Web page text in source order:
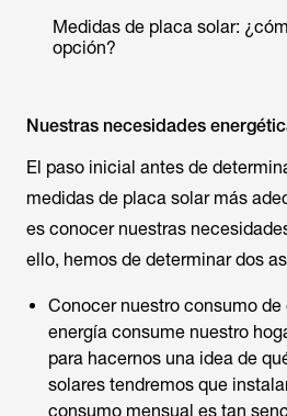
Medidas de placa solar:
opción?
Nuestras necesidades
El paso inicial antes de
medidas de placa solar más
es conocer nuestras
ello, hemos de determinar dos
Conocer nuestro consumo
energía consume nuestro
para hacernos una idea de
solares tendremos que
consumo mensual es tan